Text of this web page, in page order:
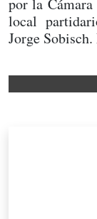
por la
local
Jorge